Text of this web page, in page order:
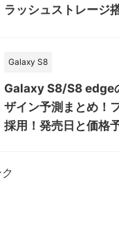
ラッシュストレージ
Galaxy S8
Galaxy S8/S8 edge
ザイン予測まとめ！
採用！発売日と価格